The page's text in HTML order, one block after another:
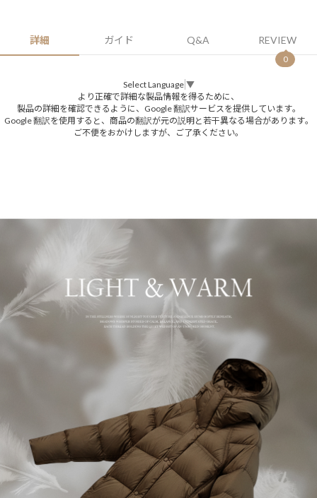
詳細 ガイド Q&A REVIEW
0
Select Language ▼
より正確で詳細な製品情報を得るために、
製品の詳細を確認できるように、Google 翻訳サービスを提供しています。
Google 翻訳を使用すると、商品の翻訳が元の説明と若干異なる場合があります。
ご不便をおかけしますが、ご了承ください。